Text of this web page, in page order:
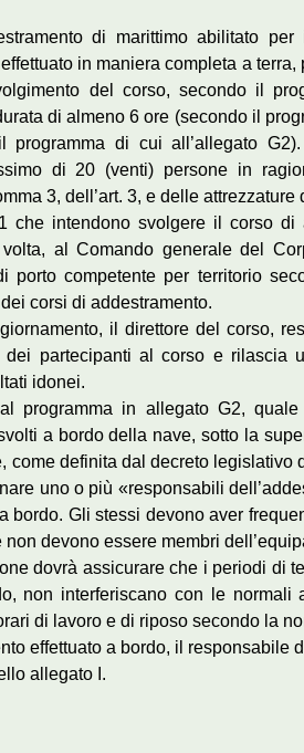
di marittimo abilitato
in maniera completa a
del corso, secondo il
di almeno 6 ore (secondo il
programma di cui all’allegato
di 20 (venti) persone in
3, dell’art. 3, e delle attrezzature
intendono svolgere il corso di
al Comando generale del
porto competente per territorio
corsi di addestramento.
il direttore del corso,
partecipanti al corso e rilascia
idonei.
programma in allegato G2, quale
a bordo della nave, sotto la
come definita dal decreto legislativo
uno o più «responsabili
bordo. Gli stessi devono aver
devono essere membri
dovrà assicurare che i periodi di
non interferiscano con le
di lavoro e di riposo secondo la
effettuato a bordo, il responsabile
allegato I.